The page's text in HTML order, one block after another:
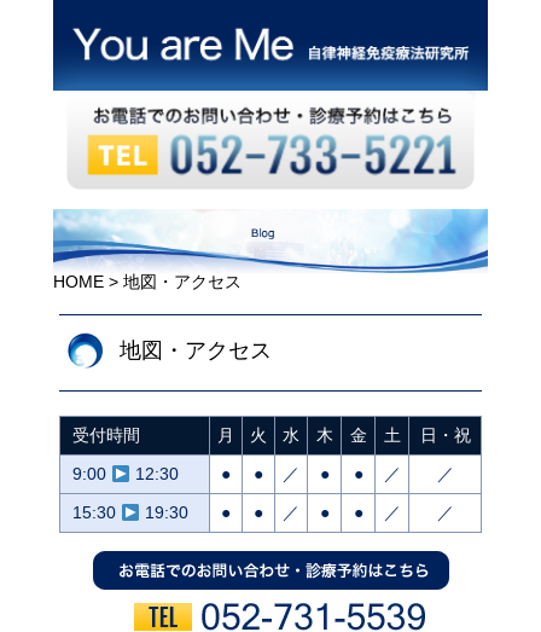
HOME > 地図・アクセス
地図・アクセス
受付時間 月 火 水 木 金 土
日・祝
9:00
12:30 ● ● ／ ● ● ／
／
15:30
19:30 ● ● ／ ● ● ／ ／